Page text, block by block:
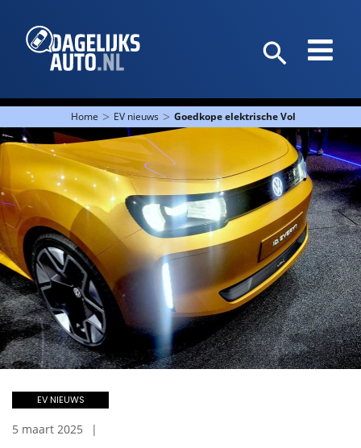
Home > EV nieuws > Goedkope elektrische Volkswagen
EV NIEUWS
5 maart 2025